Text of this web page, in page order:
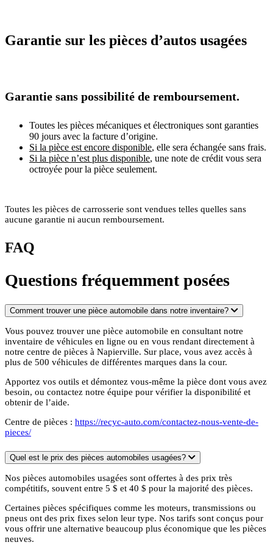
Garantie sur les pièces d’autos usagées
Garantie sans possibilité de remboursement.
Toutes les pièces mécaniques et électroniques sont garanties
90 jours avec la facture d’origine.
Si la pièce est encore disponible, elle sera échangée sans frais.
Si la pièce n’est plus disponible, une note de crédit vous sera
octroyée pour la pièce seulement.
Toutes les pièces de carrosserie sont vendues telles quelles sans
aucune garantie ni aucun remboursement.
FAQ
Questions fréquemment posées
Comment trouver une pièce automobile dans notre inventaire?
Vous pouvez trouver une pièce automobile en consultant notre
inventaire de véhicules en ligne ou en vous rendant directement à
notre centre de pièces à Napierville. Sur place, vous avez accès à
plus de 500 véhicules de différentes marques dans la cour.
Apportez vos outils et démontez vous-même la pièce dont vous avez
besoin, ou contactez notre équipe pour vérifier la disponibilité et
obtenir de l’aide.
Centre de pièces : https://recyc-auto.com/contactez-nous-vente-de-
pieces/
Quel est le prix des pièces automobiles usagées?
Nos pièces automobiles usagées sont offertes à des prix très
compétitifs, souvent entre 5 $ et 40 $ pour la majorité des pièces.
Certaines pièces spécifiques comme les moteurs, transmissions ou
pneus ont des prix fixes selon leur type. Nos tarifs sont conçus pour
vous offrir une alternative beaucoup plus économique que les pièces
neuves.